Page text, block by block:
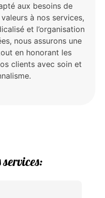
aux besoins de
à nos services,
et l’organisation
nous assurons une
en honorant les
clients avec soin et